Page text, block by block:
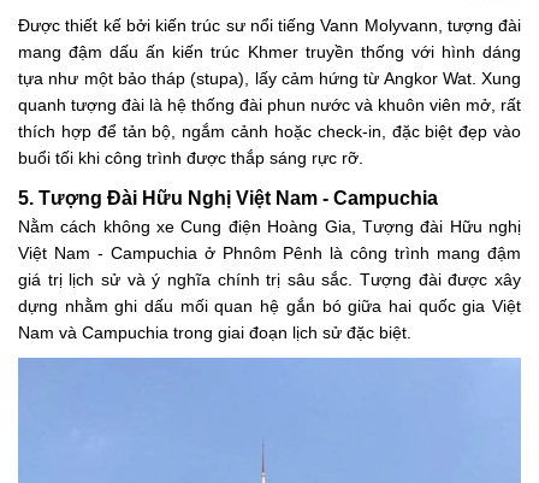
Được thiết kế bởi kiến trúc sư nổi tiếng Vann Molyvann, tượng đài
mang đậm dấu ấn kiến trúc Khmer truyền thống với hình dáng
tựa như một bảo tháp (stupa), lấy cảm hứng từ Angkor Wat. Xung
quanh tượng đài là hệ thống đài phun nước và khuôn viên mở, rất
thích hợp để tản bộ, ngắm cảnh hoặc check-in, đặc biệt đẹp vào
buổi tối khi công trình được thắp sáng rực rỡ.
5. Tượng Đài Hữu Nghị Việt Nam - Campuchia
Nằm cách không xe Cung điện Hoàng Gia, Tượng đài Hữu nghị
Việt Nam - Campuchia ở Phnôm Pênh là công trình mang đậm
giá trị lịch sử và ý nghĩa chính trị sâu sắc. Tượng đài được xây
dựng nhằm ghi dấu mối quan hệ gắn bó giữa hai quốc gia Việt
Nam và Campuchia trong giai đoạn lịch sử đặc biệt.